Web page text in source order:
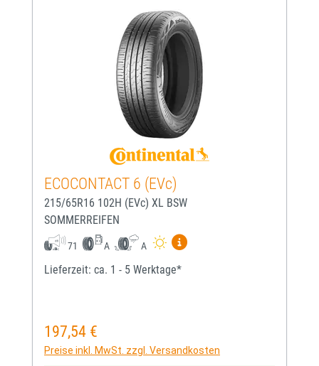
ECOCONTACT 6 (EVc)
215/65R16 102H (EVc) XL BSW
SOMMERREIFEN
71 A A
Mehr Informationen zum
Lieferzeit: ca. 1 - 5 Werktage*
Regulärer Preis:
197,54 €
Preise inkl. MwSt. zzgl. Versandkosten